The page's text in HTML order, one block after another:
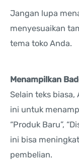
Jangan lupa
menyesuaikan
tema toko Anda.
Menampilkan
Selain teks
ini untuk
“Produk Baru”,
ini bisa
pembelian.